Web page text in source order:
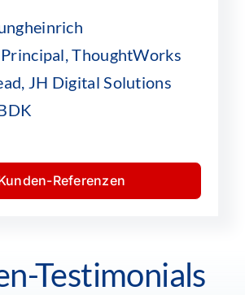
ThoughtWorks
JH Digital Solutions
Referenzen
Testimonials